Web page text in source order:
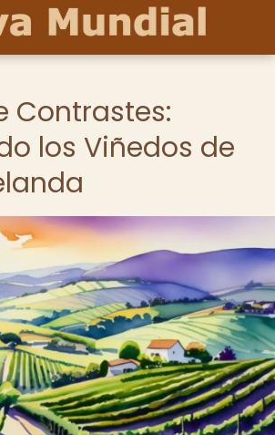
Contrastes:
los Viñedos de